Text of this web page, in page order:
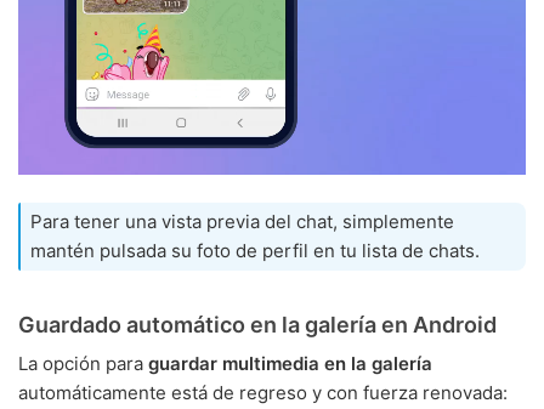
Para tener una vista previa del chat, simplemente
mantén pulsada su foto de perfil en tu lista de chats.
Guardado automático en la galería en Android
La opción para guardar multimedia en la galería
automáticamente está de regreso y con fuerza renovada: